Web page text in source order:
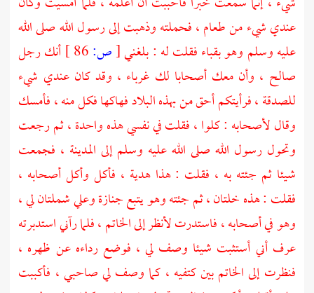
عندي شيء من طعام ، فحملته وذهبت إلى رسول الله صلى الله
عليه وسلم وهوبقباءفقلت له : بلغني[ص:
أنك رجل
صالح ، وأن معك أصحابا لك غرباء ، وقد كان عندي شيء
للصدقة ، فرأيتكم أحق من بهذه البلاد فهاكها فكل منه ، فأمسك
وقال لأصحابه : كلوا ، فقلت في نفسي هذه واحدة ، ثم رجعت
وتحول رسول الله صلى الله عليه وسلم إلى المدينة ، فجمعت
شيئا ثم جئته به ، فقلت : هذا هدية ، فأكل وأكل أصحابه ،
فقلت : هذه خلتان ، ثم جئته وهو يتبع جنازة وعلي شملتان لي ،
وهو في أصحابه ، فاستدرت لأنظر إلى الخاتم ، فلما رآني استدبرته
عرف أني أستثبت شيئا وصف لي ، فوضع رداءه عن ظهره ،
فنظرت إلى الخاتم بين كتفيه ، كما وصف لي صاحبي ، فأكببت